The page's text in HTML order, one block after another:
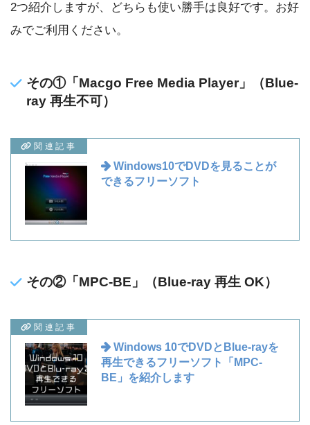
2つ紹介しますが、どちらも使い勝手は良好です。お好
みでご利用ください。
その①「Macgo Free Media Player」（Blue-
ray 再生不可）
関連記事
Windows10でDVDを見ることが
できるフリーソフト
その②「MPC-BE」（Blue-ray 再生 OK）
関連記事
Windows 10でDVDとBlue-rayを
再生できるフリーソフト「MPC-
BE」を紹介します